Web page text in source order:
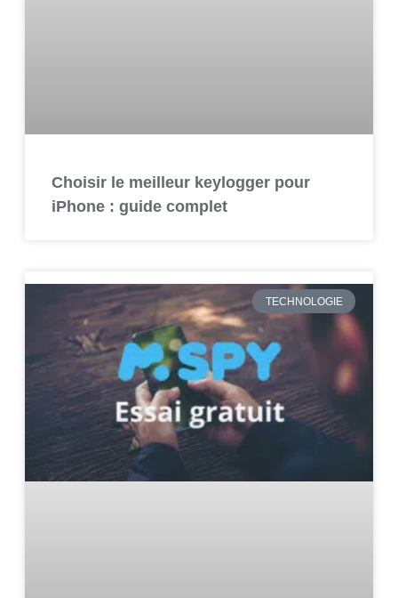
Choisir le meilleur keylogger pour
iPhone : guide complet
TECHNOLOGIE